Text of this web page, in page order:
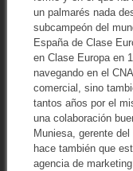
un palmarés nada
subcampeón del
España de Clase
en Clase Europa en
navegando en el
comercial, sino
tantos años por el
una colaboración
Muniesa, gerente
hace también que
agencia de